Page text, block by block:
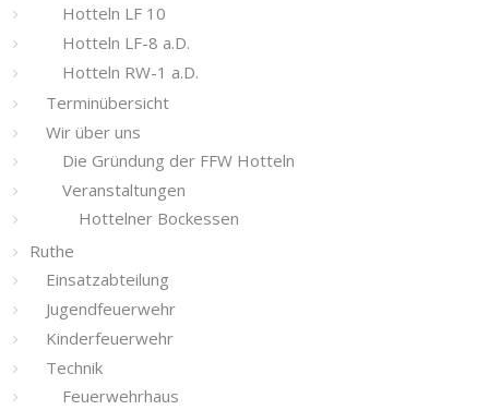
Hotteln LF 10
Hotteln LF-8 a.D.
Hotteln RW-1 a.D.
Terminübersicht
Wir über uns
Die Gründung der FFW Hotteln
Veranstaltungen
Hottelner Bockessen
Ruthe
Einsatzabteilung
Jugendfeuerwehr
Kinderfeuerwehr
Technik
Feuerwehrhaus